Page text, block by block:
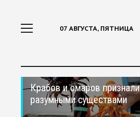
07 АВГУСТА, ПЯТНИЦА
Крабов и омаров признали
разумными существами